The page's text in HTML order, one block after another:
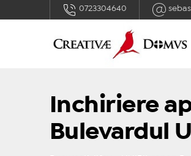
0723304640
Inchiriere
Bulevardul